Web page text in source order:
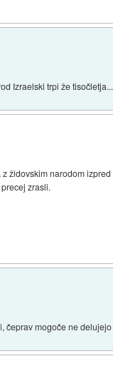
Izraelski trpi že
židovskim narodom
zrasli.
čeprav mogoče ne